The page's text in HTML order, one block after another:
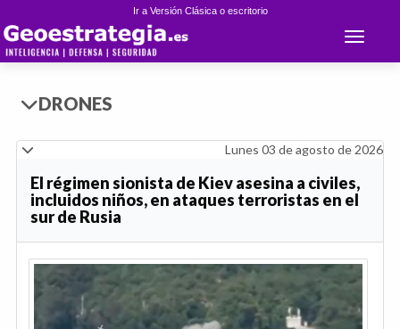
Ir a Versión Clásica o escritorio
Toggle
DRONES
Lunes 03 de agosto de 2026
El régimen sionista de Kiev asesina a civiles,
incluidos niños, en ataques terroristas en el
sur de Rusia